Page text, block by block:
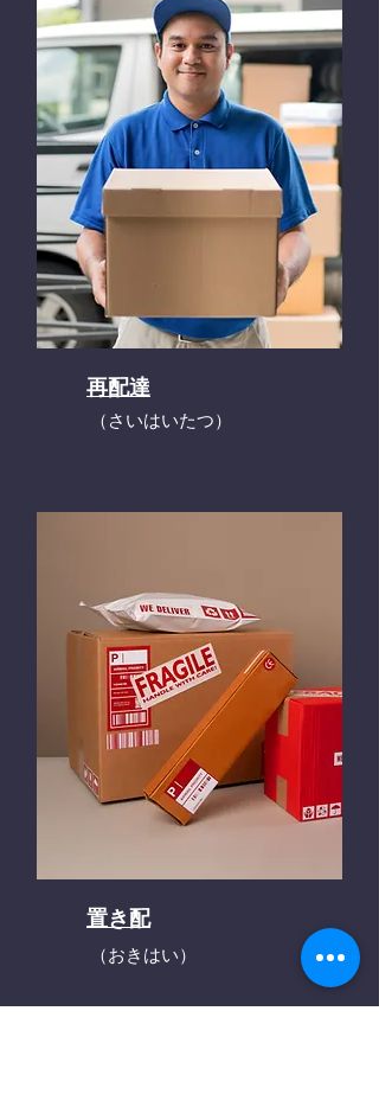
再配達
​（さいはいたつ）
置き配
（おきはい）